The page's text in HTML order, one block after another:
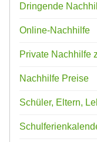
Dringende
Online-Nachhilfe
Private Nachhilfe
Nachhilfe Preise
Schüler, Eltern,